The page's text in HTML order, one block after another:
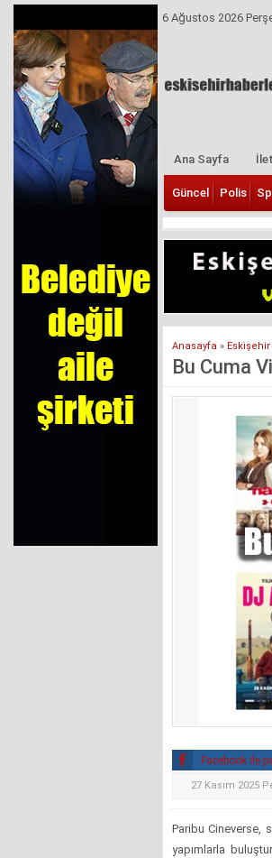
6 Ağustos 2026
Ana Sayfa
Güncel Polis
Anasayfa »
Bu Cuma
Facebook ile
27 Kasım 2025
Paribu Cineverse,
yapımlarla